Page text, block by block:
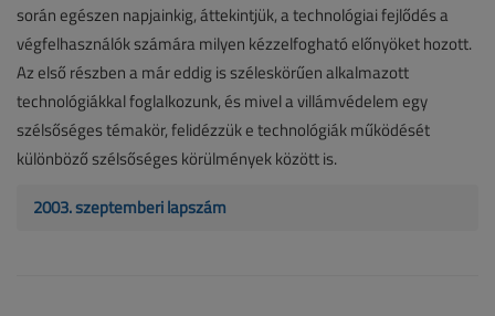
során egészen napjainkig, áttekintjük, a technológiai fejlődés a
végfelhasználók számára milyen kézzelfogható előnyöket hozott.
Az első részben a már eddig is széleskörűen alkalmazott
technológiákkal foglalkozunk, és mivel a villámvédelem egy
szélsőséges témakör, felidézzük e technológiák működését
különböző szélsőséges körülmények között is.
2003. szeptemberi lapszám